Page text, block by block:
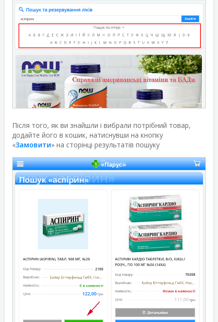
Після того, як ви знайшли і вибрали потрібний товар,
додайте його в кошик, натиснувши на кнопку
«Замовити» на сторінці результатів пошуку